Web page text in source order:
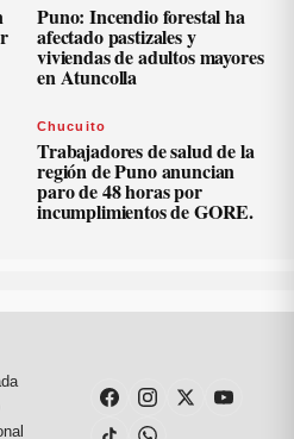
Puno: Incendio forestal ha
afectado pastizales y
viviendas de adultos mayores
en Atuncolla
Chucuito
Trabajadores de salud de la
región de Puno anuncian
paro de 48 horas por
incumplimientos de GORE.